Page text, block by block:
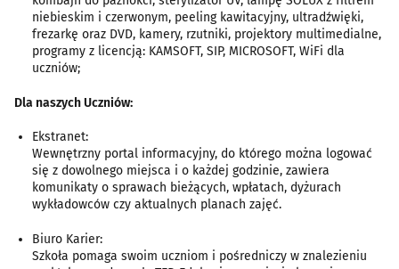
niebieskim i czerwonym, peeling kawitacyjny, ultradźwięki,
frezarkę oraz DVD, kamery, rzutniki, projektory multimedialne,
programy z licencją: KAMSOFT, SIP, MICROSOFT, WiFi dla
uczniów;
Dla naszych Uczniów:
Ekstranet:
Wewnętrzny portal informacyjny, do którego można logować
się z dowolnego miejsca i o każdej godzinie, zawiera
komunikaty o sprawach bieżących, wpłatach, dyżurach
wykładowców czy aktualnych planach zajęć.
Biuro Karier:
Szkoła pomaga swoim uczniom i pośredniczy w znalezieniu